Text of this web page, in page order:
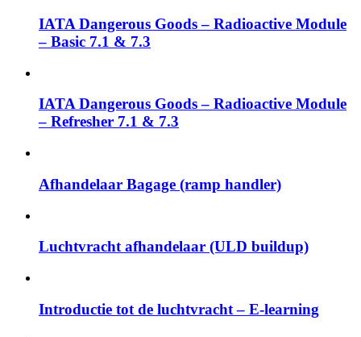
IATA Dangerous Goods – Radioactive Module
– Basic 7.1 & 7.3
IATA Dangerous Goods – Radioactive Module
– Refresher 7.1 & 7.3
Afhandelaar Bagage (ramp handler)
Luchtvracht afhandelaar (ULD buildup)
Introductie tot de luchtvracht – E-learning